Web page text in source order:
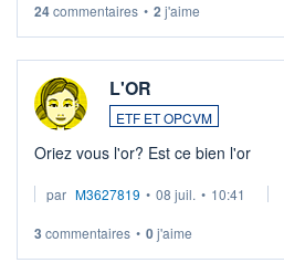
24commentaires • 2 j'aime
L'OR
ETF ET OPCVM
Oriez vous l'or? Est ce bien l'or
par M3627819 • 08 juil. • 10:41
3 commentaires • 0j'aime